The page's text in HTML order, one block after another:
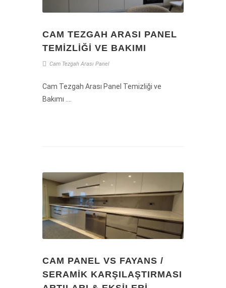
CAM TEZGAH ARASI PANEL
TEMIZLIĞI VE BAKIMI
Cam Tezgah Arası Panel
Cam Tezgah Arası Panel Temizliği ve
Bakımı ....
CAM PANEL VS FAYANS /
SERAMIK KARŞILAŞTIRMASI